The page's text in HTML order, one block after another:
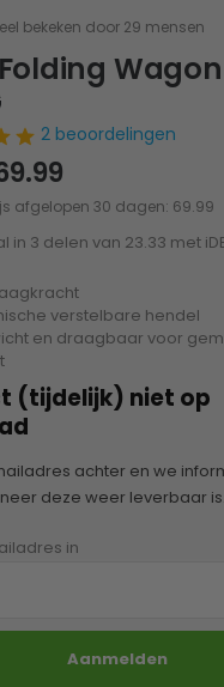
bekeken door 29 mensen
Wagon
2 beoordelingen
Huidige
prijs
is:
69.99.
afgelopen 30 dagen: 69.99
in 3 delen van 23.33 met
verstelbare hendel
en draagbaar voor
(tijdelijk) niet op
achter en we
deze weer leverbaar is.
in